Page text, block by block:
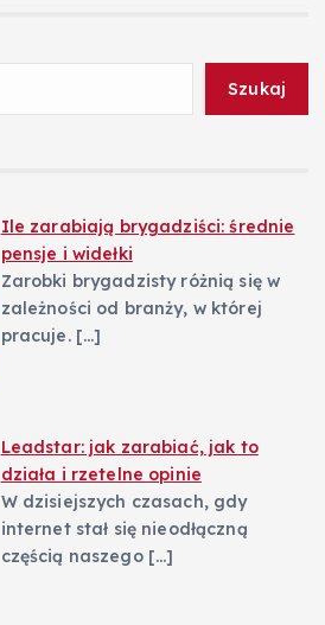
Szukaj
Ile zarabiają brygadziści: średnie
pensje i widełki
Zarobki brygadzisty różnią się w
zależności od branży, w której
pracuje. […]
Leadstar: jak zarabiać, jak to
działa i rzetelne opinie
W dzisiejszych czasach, gdy
internet stał się nieodłączną
częścią naszego […]